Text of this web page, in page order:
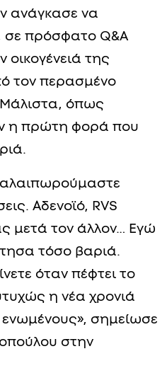
ανάγκασε να
σε πρόσφατο Q&A
οικογένειά της
τον περασμένο
Μάλιστα, όπως
η πρώτη φορά που
Αδενοϊό, RVS
μετά τον άλλον… Εγώ
τόσο βαριά.
όταν πέφτει το
η νέα χρονιά
ενωμένους», σημείωσε
στην